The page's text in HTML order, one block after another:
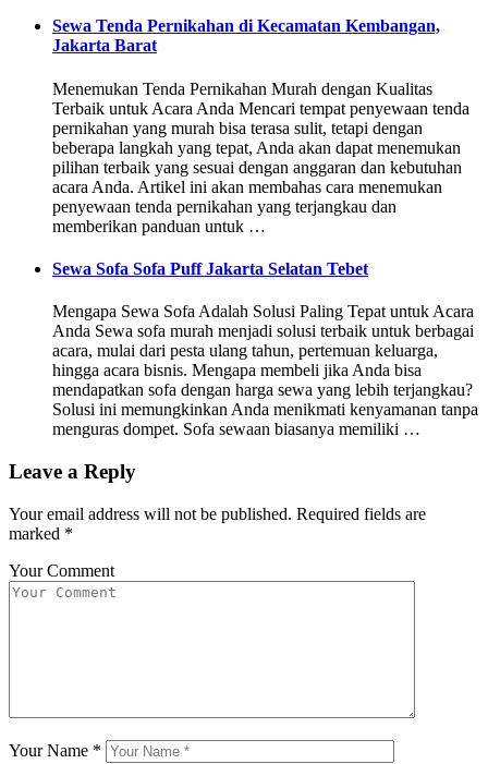
Sewa Tenda Pernikahan di Kecamatan Kembangan,
Jakarta Barat
Menemukan Tenda Pernikahan Murah dengan Kualitas
Terbaik untuk Acara Anda Mencari tempat penyewaan tenda
pernikahan yang murah bisa terasa sulit, tetapi dengan
beberapa langkah yang tepat, Anda akan dapat menemukan
pilihan terbaik yang sesuai dengan anggaran dan kebutuhan
acara Anda. Artikel ini akan membahas cara menemukan
penyewaan tenda pernikahan yang terjangkau dan
memberikan panduan untuk …
Sewa Sofa Sofa Puff Jakarta Selatan Tebet
Mengapa Sewa Sofa Adalah Solusi Paling Tepat untuk Acara
Anda Sewa sofa murah menjadi solusi terbaik untuk berbagai
acara, mulai dari pesta ulang tahun, pertemuan keluarga,
hingga acara bisnis. Mengapa membeli jika Anda bisa
mendapatkan sofa dengan harga sewa yang lebih terjangkau?
Solusi ini memungkinkan Anda menikmati kenyamanan tanpa
menguras dompet. Sofa sewaan biasanya memiliki …
Leave a Reply
Your email address will not be published. Required fields are
marked *
Your Comment
Your Name *